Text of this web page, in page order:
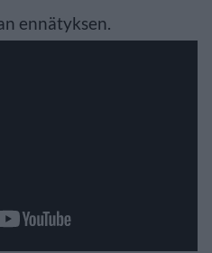
ennätyksen.